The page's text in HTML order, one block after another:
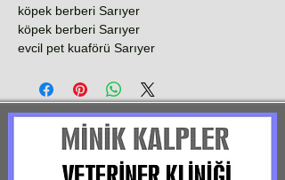
köpek berberi Sarıyer
köpek berberi Sarıyer
evcil pet kuaförü Sarıyer